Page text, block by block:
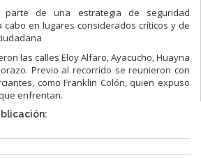
parte de una estrategia de seguridad
en lugares considerados críticos y de
las calles Eloy Alfaro, Ayacucho, Huayna
Previo al recorrido se reunieron con
como Franklin Colón, quien expuso
enfrentan.